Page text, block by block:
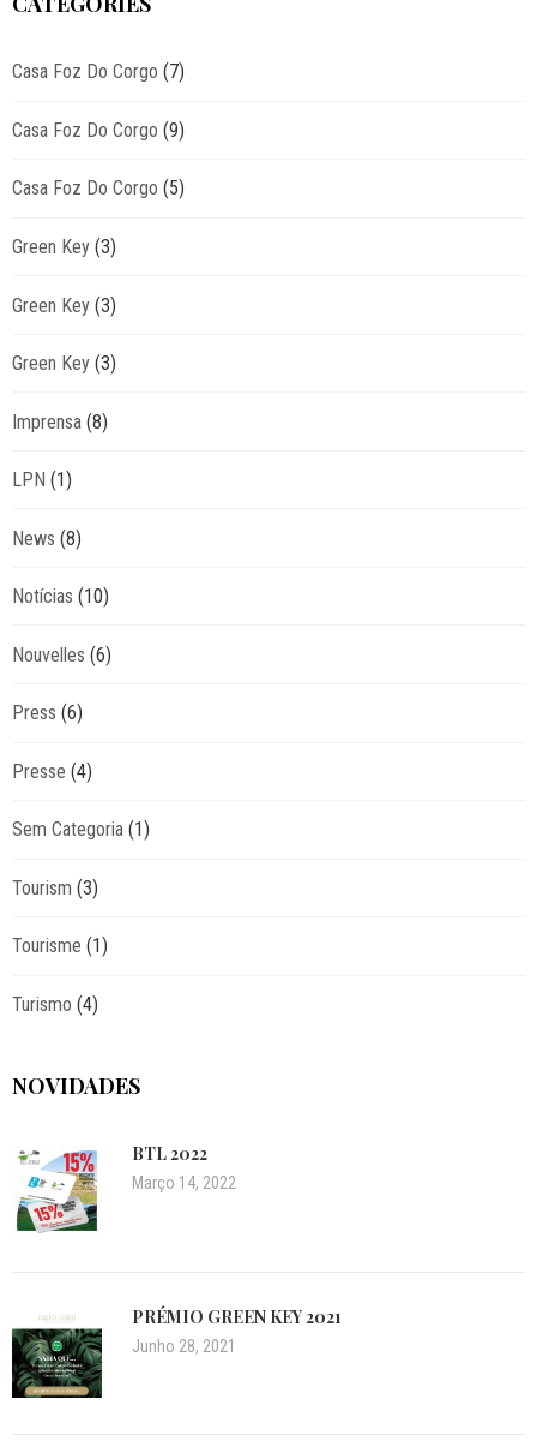
Casa Foz Do Corgo (7)
Casa Foz Do Corgo (9)
Casa Foz Do Corgo (5)
Green Key (3)
Green Key (3)
Green Key (3)
Imprensa (8)
LPN (1)
News (8)
Notícias (10)
Nouvelles (6)
Press (6)
Presse (4)
Sem Categoria (1)
Tourism (3)
Tourisme (1)
Turismo (4)
NOVIDADES
BTL 2022
Março 14, 2022
PRÉMIO GREEN KEY 2021
Junho 28, 2021